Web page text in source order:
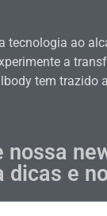
tecnologia ao
a
tem trazido
nossa
dicas e